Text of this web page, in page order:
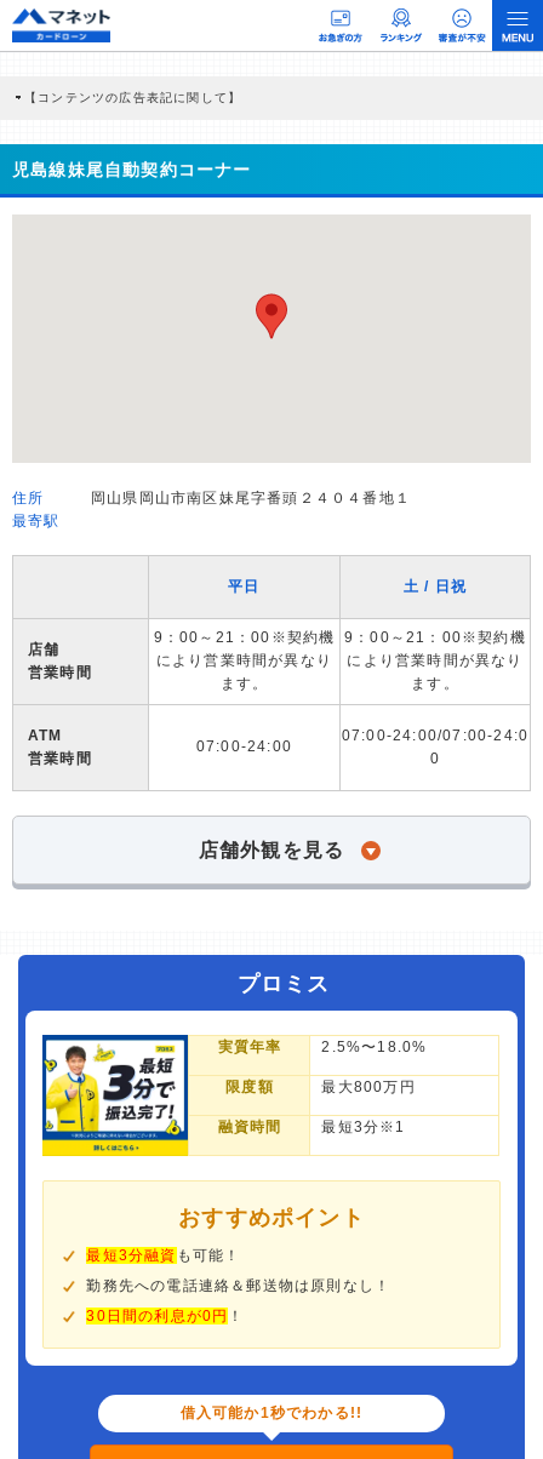
【コンテンツの広告表記に関して】
商品を根拠なくPRするものではなく、当編集部の調査／ユーザーへの口コミ収集な
どに基づき、公平性を担保した情報提供を行っています。
>提携企業一覧
児島線妹尾自動契約コーナー
住所
岡山県岡山市南区妹尾字番頭２４０４番地１
最寄駅
平日 土 / 日祝
店舗
営業時間
9：00～21：00※契約機
により営業時間が異なり
ます。
9：00～21：00※契約機
により営業時間が異なり
ます。
ATM
営業時間
07:00-24:00
07:00-24:00/07:00-24:0
0
店舗外観を見る
プロミス
実質年率 2.5%〜18.0%
限度額 最大800万円
融資時間 最短3分※1
おすすめポイント
最短3分融資 も可能！
勤務先への電話連絡＆郵送物は原則なし！
30日間の利息が0円 ！
借入可能か1秒でわかる!!